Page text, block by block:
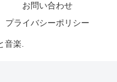
お問い合わせ
プライバシーポリシー
音楽.